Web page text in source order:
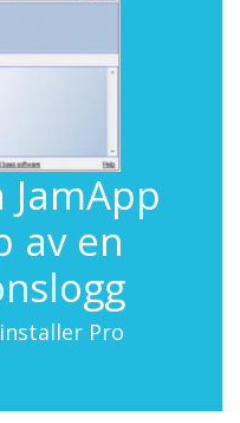
av en
Pro